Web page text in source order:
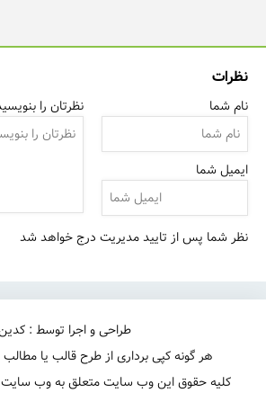
نظرات
نام شما
ایمیل شما
نظرتان را
نظر شما پس از تایید مدیریت درج خواهد شد
طراحی و اجرا توسط :
هر گونه کپی برداری از طرح قالب یا مطالب
کلیه حقوق این وب سایت متعلق به وب سایت